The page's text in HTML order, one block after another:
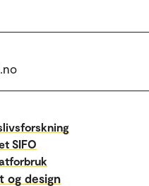
SIFO
og design